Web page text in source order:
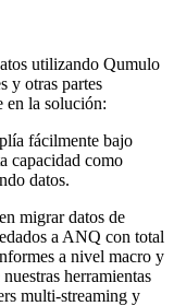
utilizando Qumulo
y otras partes
en la solución:
fácilmente bajo
capacidad como
datos.
migrar datos de
a ANQ con total
a nivel macro y
herramientas
multi-streaming y